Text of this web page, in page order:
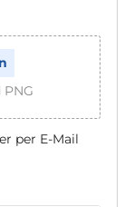
per E-Mail